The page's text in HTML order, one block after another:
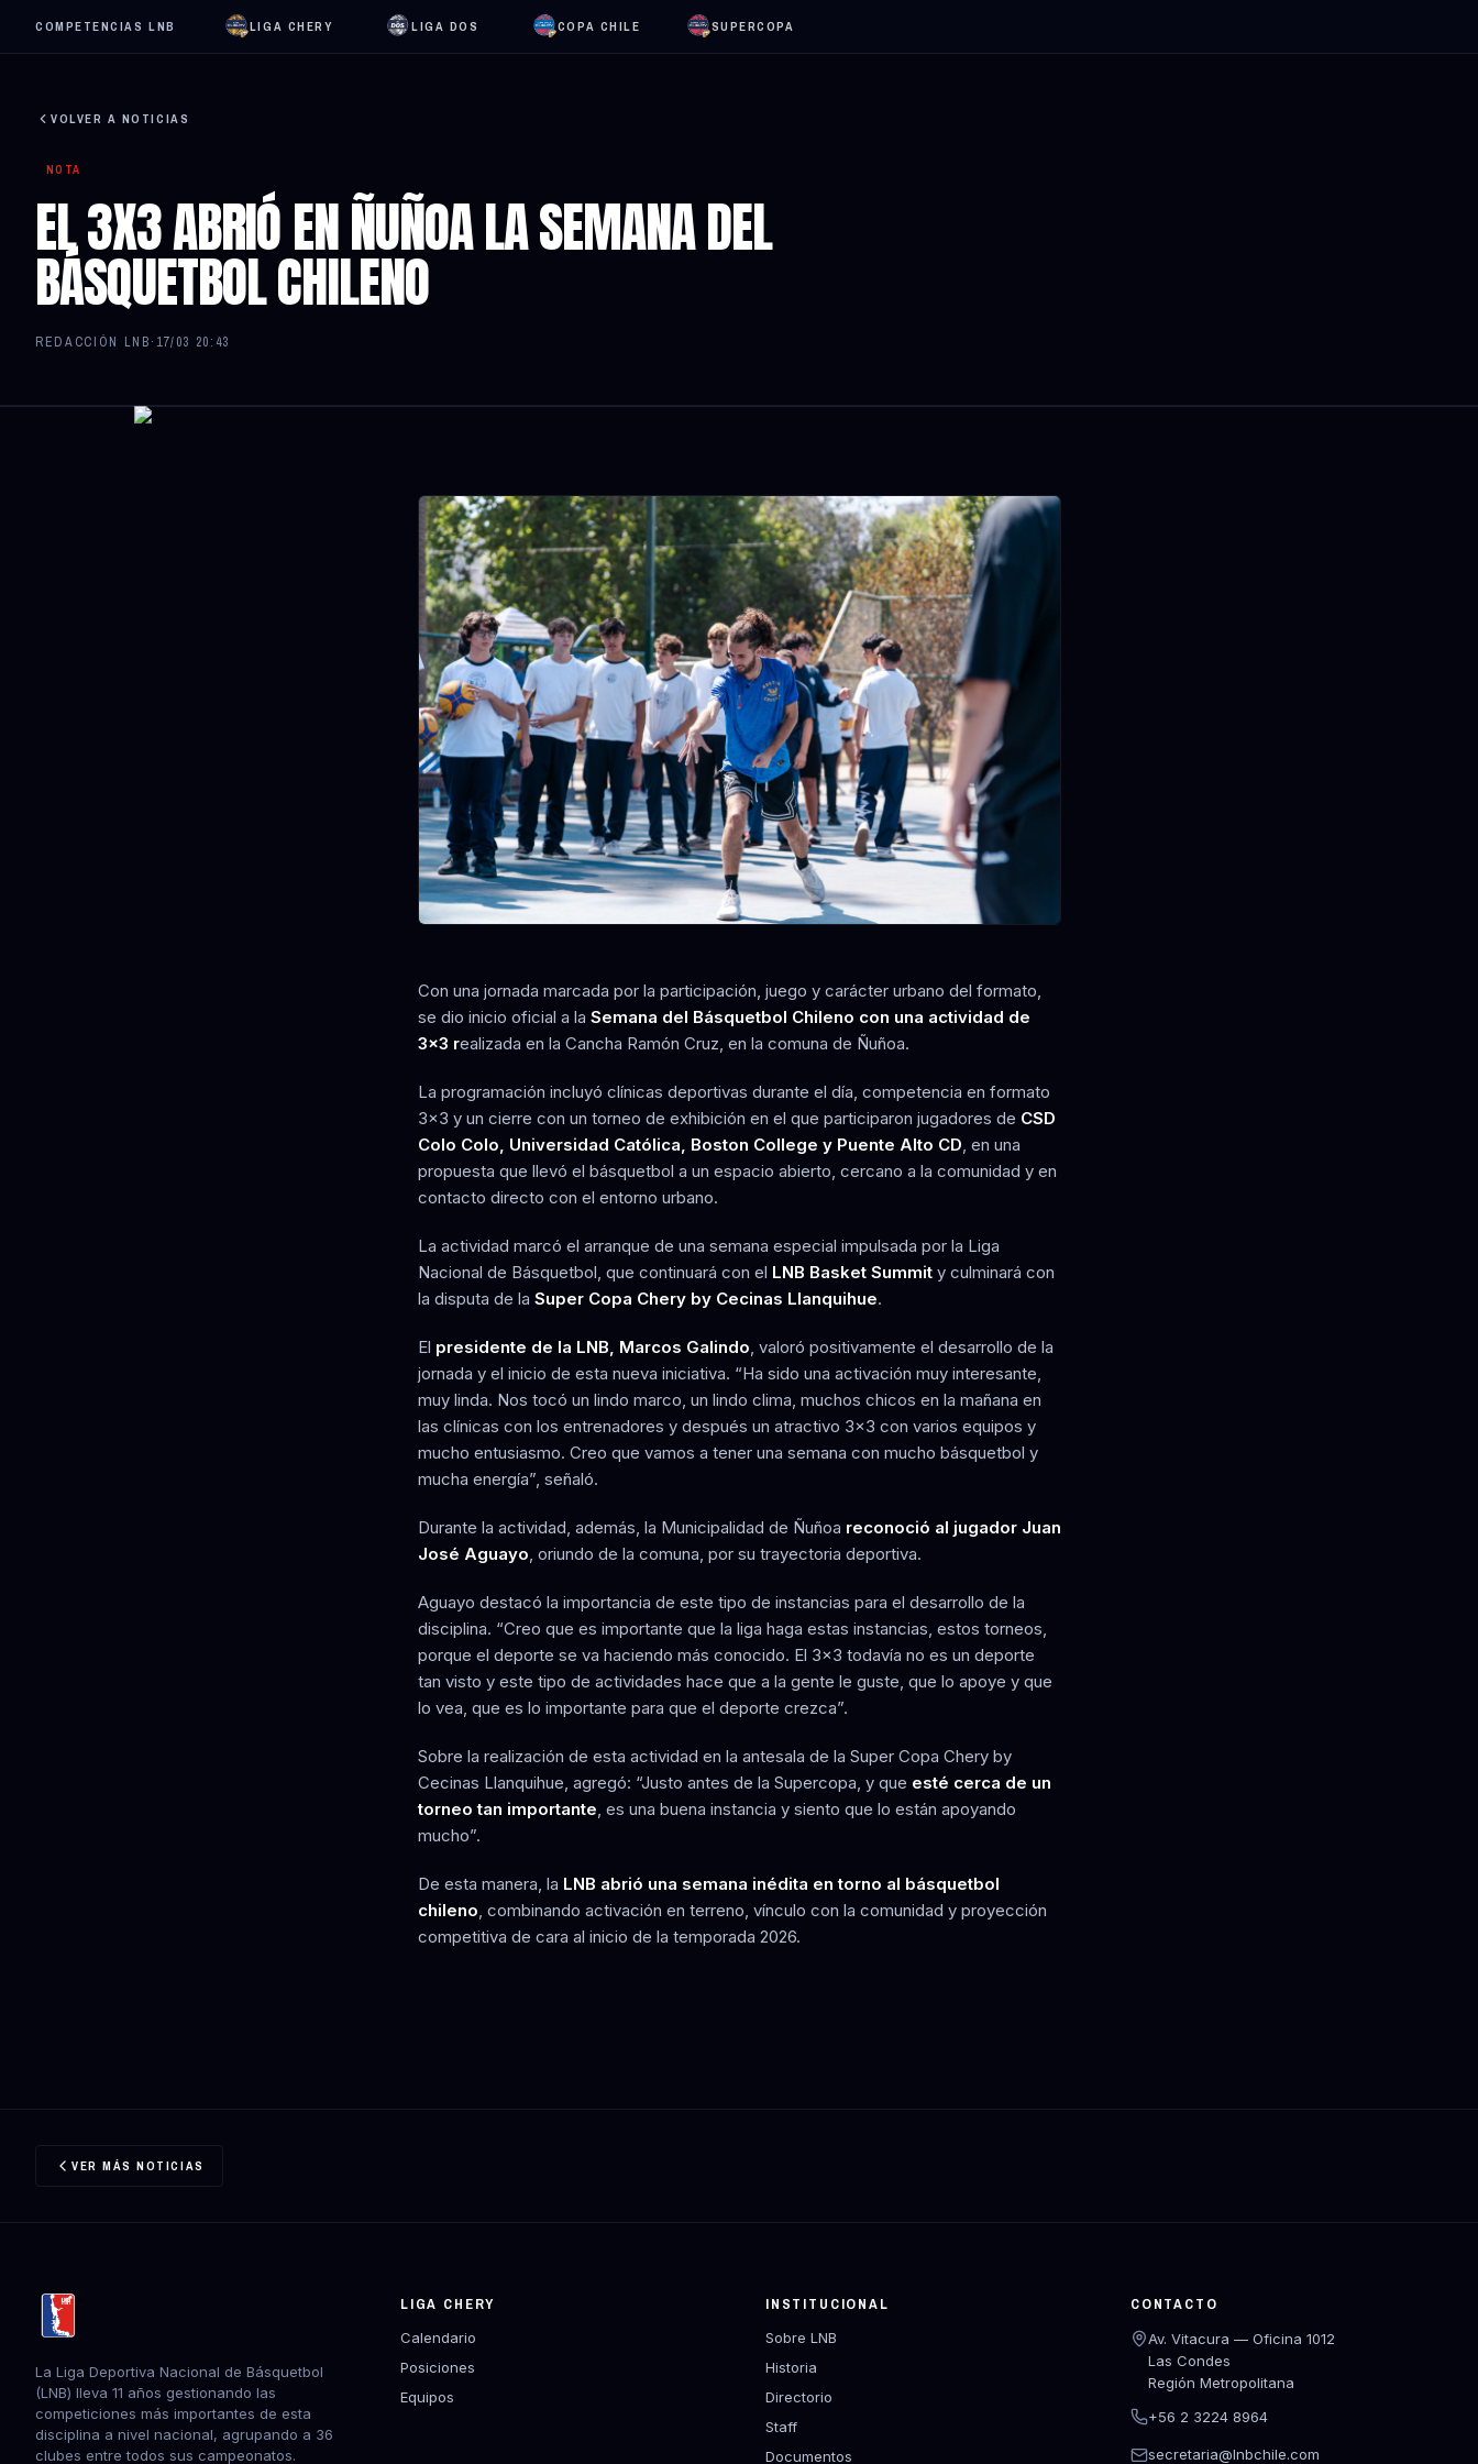
COMPETENCIAS LNB LIGA CHERY LIGA DOS COPA CHILE SUPERCOPA
VOLVER A NOTICIAS
NOTA
EL 3X3 ABRIÓ EN ÑUÑOA LA SEMANA DEL
BÁSQUETBOL CHILENO
REDACCIÓN LNB· 17/03 20:43
Con una jornada marcada por la participación, juego y carácter urbano del formato,
se dio inicio oficial a la Semana del Básquetbol Chileno con una actividad de
3x3 realizada en la Cancha Ramón Cruz, en la comuna de Ñuñoa.
La programación incluyó clínicas deportivas durante el día, competencia en formato
3x3 y un cierre con un torneo de exhibición en el que participaron jugadores de CSD
Colo Colo, Universidad Católica, Boston College y Puente Alto CD , en una
propuesta que llevó el básquetbol a un espacio abierto, cercano a la comunidad y en
contacto directo con el entorno urbano.
La actividad marcó el arranque de una semana especial impulsada por la Liga
Nacional de Básquetbol, que continuará con el LNB Basket Summit y culminará con
la disputa de la Super Copa Chery by Cecinas Llanquihue.
El presidente de la LNB, Marcos Galindo , valoró positivamente el desarrollo de la
jornada y el inicio de esta nueva iniciativa. “Ha sido una activación muy interesante,
muy linda. Nos tocó un lindo marco, un lindo clima, muchos chicos en la mañana en
las clínicas con los entrenadores y después un atractivo 3x3 con varios equipos y
mucho entusiasmo. Creo que vamos a tener una semana con mucho básquetbol y
mucha energía”, señaló.
Durante la actividad, además, la Municipalidad de Ñuñoa reconoció al jugador Juan
José Aguayo , oriundo de la comuna, por su trayectoria deportiva.
Aguayo destacó la importancia de este tipo de instancias para el desarrollo de la
disciplina. “Creo que es importante que la liga haga estas instancias, estos torneos,
porque el deporte se va haciendo más conocido. El 3x3 todavía no es un deporte
tan visto y este tipo de actividades hace que a la gente le guste, que lo apoye y que
lo vea, que es lo importante para que el deporte crezca”.
Sobre la realización de esta actividad en la antesala de la Super Copa Chery by
Cecinas Llanquihue, agregó: “Justo antes de la Supercopa, y que esté cerca de un
torneo tan importante , es una buena instancia y siento que lo están apoyando
mucho”.
De esta manera, la LNB abrió una semana inédita en torno al básquetbol
chileno , combinando activación en terreno, vínculo con la comunidad y proyección
competitiva de cara al inicio de la temporada 2026.
VER MÁS NOTICIAS
La Liga Deportiva Nacional de Básquetbol
(LNB) lleva 11 años gestionando las
competiciones más importantes de esta
disciplina a nivel nacional, agrupando a 36
clubes entre todos sus campeonatos.
LIGA CHERY
Calendario
Posiciones
Equipos
INSTITUCIONAL
Sobre LNB
Historia
Directorio
Staff
Documentos
CONTACTO
Av. Vitacura — Oficina 1012
Las Condes
Región Metropolitana
+56 2 3224 8964
secretaria@lnbchile.com